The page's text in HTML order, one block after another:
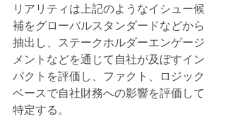
リアリティは上記のようなイシュー候
補をグローバルスタンダードなどから
抽出し、ステークホルダーエンゲージ
メントなどを通じて自社が及ぼすイン
パクトを評価し、ファクト、ロジック
ベースで自社財務への影響を評価して
特定する。